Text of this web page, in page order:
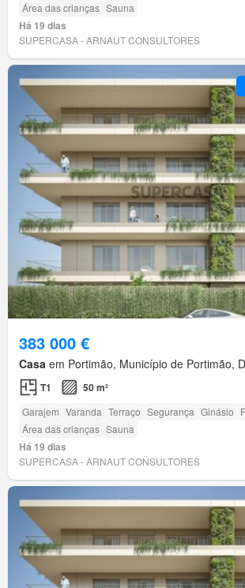
Área das crianças Sauna
Há 19 dias
SUPERCASA - ARNAUT CONSULTORES
383 000 €
Casa em Portimão, Município de Portimão,
T1 50 m²
Garajem Varanda Terraço Segurança Ginásio
Área das crianças Sauna
Há 19 dias
SUPERCASA - ARNAUT CONSULTORES